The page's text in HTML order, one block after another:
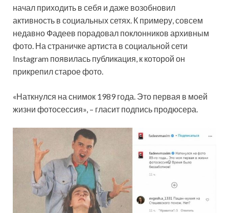
начал приходить в себя и даже возобновил
активность в социальных сетях. К примеру, совсем
недавно Фадеев порадовал поклонников архивным
фото. На страничке артиста в социальной сети
Instagram появилась публикация, к которой он
прикрепил старое фото.
«Наткнулся на снимок 1989 года. Это первая в моей
жизни фотосессия», – гласит подпись продюсера.